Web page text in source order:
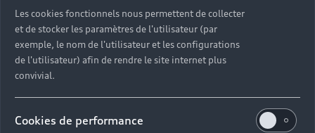
Découvrez toutes les catégories d’Audi d’occasion
Découvrez les déclinaisons sportives S et RS
Les cookies fonctionnels nous permettent de collecter
et de stocker les paramètres de l'utilisateur (par
exemple, le nom de l'utilisateur et les configurations
de l'utilisateur) afin de rendre le site internet plus
convivial.
Cookies de performance